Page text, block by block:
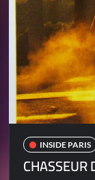
INSIDE PARIS